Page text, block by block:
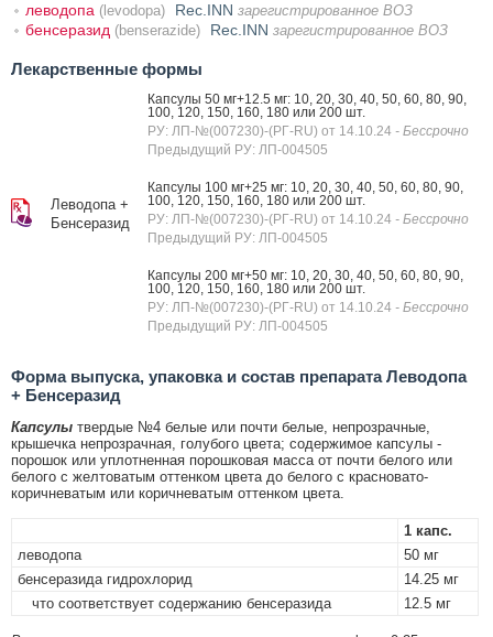
леводопа (levodopa) Rec.INN зарегистрированное ВОЗ
бенсеразид (benserazide) Rec.INN зарегистрированное ВОЗ
Лекарственные формы
Леводопа +
Бенсеразид
Капсулы 50 мг+12.5 мг: 10, 20, 30, 40, 50, 60, 80, 90,
100, 120, 150, 160, 180 или 200 шт.
РУ: ЛП-№(007230)-(РГ-RU) от 14.10.24 - Бессрочно
Предыдущий РУ: ЛП-004505
Капсулы 100 мг+25 мг: 10, 20, 30, 40, 50, 60, 80, 90,
100, 120, 150, 160, 180 или 200 шт.
РУ: ЛП-№(007230)-(РГ-RU) от 14.10.24 - Бессрочно
Предыдущий РУ: ЛП-004505
Капсулы 200 мг+50 мг: 10, 20, 30, 40, 50, 60, 80, 90,
100, 120, 150, 160, 180 или 200 шт.
РУ: ЛП-№(007230)-(РГ-RU) от 14.10.24 - Бессрочно
Предыдущий РУ: ЛП-004505
Форма выпуска, упаковка и состав препарата Леводопа
+ Бенсеразид
Капсулы твердые №4 белые или почти белые, непрозрачные,
крышечка непрозрачная, голубого цвета; содержимое капсулы -
порошок или уплотненная порошковая масса от почти белого или
белого с желтоватым оттенком цвета до белого с красновато-
коричневатым или коричневатым оттенком цвета.
1 капс.
леводопа
50 мг
бенсеразида гидрохлорид
14.25 мг
что соответствует содержанию бенсеразида
12.5 мг